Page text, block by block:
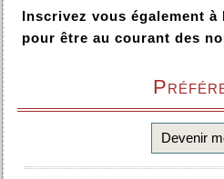
Inscrivez vous également
pour être au courant des
Devenir